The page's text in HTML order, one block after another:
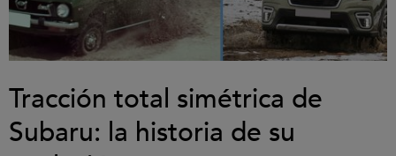
Tracción total simétrica de
Subaru: la historia de su